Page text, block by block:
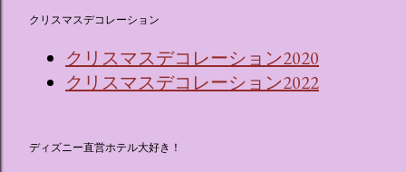
クリスマスデコレーション
クリスマスデコレーション2020
クリスマスデコレーション2022
ディズニー直営ホテル大好き！